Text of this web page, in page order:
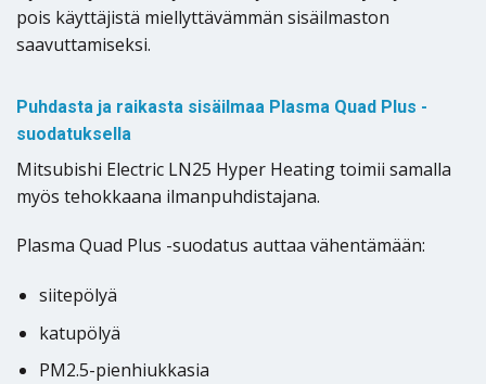
pois käyttäjistä miellyttävämmän sisäilmaston
saavuttamiseksi.
Puhdasta ja raikasta sisäilmaa Plasma Quad Plus -
suodatuksella
Mitsubishi Electric LN25 Hyper Heating toimii samalla
myös tehokkaana ilmanpuhdistajana.
Plasma Quad Plus -suodatus auttaa vähentämään:
siitepölyä
katupölyä
PM2.5-pienhiukkasia